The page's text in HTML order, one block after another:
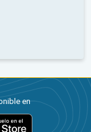
en